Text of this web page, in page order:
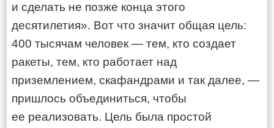
и сделать не позже конца этого
десятилетия». Вот что значит общая цель:
400 тысячам человек — тем, кто создает
ракеты, тем, кто работает над
приземлением, скафандрами и так далее, —
пришлось объединиться, чтобы
ее реализовать. Цель была простой